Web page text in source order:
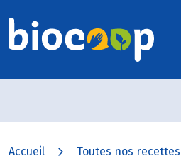
Accueil Toutes nos recettes